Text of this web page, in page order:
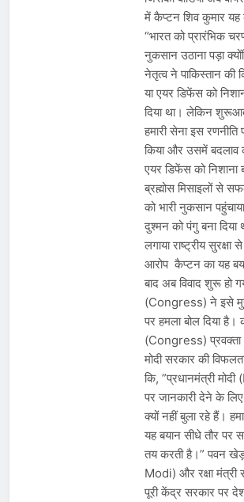
में कैप्टन शिव कुमार
“भारत को प्रारंभिक
नुकसान उठाना पड़ा
नेतृत्व ने पाकिस्तान की
या एयर डिफेंस को
दिया था। लेकिन
हमारी सेना इस रणनीति
किया और उसमें बदलाव
एयर डिफेंस को निशाना
ब्रह्मोस मिसाइलों से
को भारी नुकसान
दुश्मन को पंगु बना
लगाया राष्ट्रीय
आरोप कैप्टन का यह
बाद अब विवाद शुरू हो
(Congress) ने इसे
पर हमला बोल दिया है।
(Congress)
मोदी सरकार की
कि, ”प्रधानमंत्री
पर जानकारी देने के लिए
क्यों नहीं बुला रहे हैं।
यह बयान सीधे तौर पर
तय करती है।” पवन
Modi) और रक्षा मंत्री
पूरी केंद्र सरकार पर